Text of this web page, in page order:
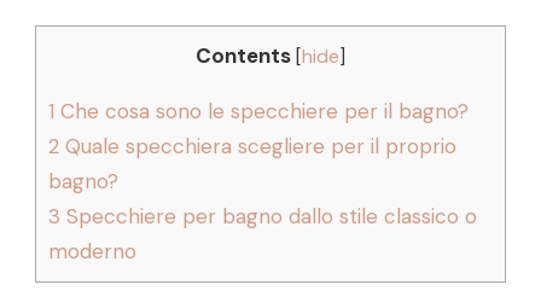
Contents [hide
1 Che cosa sono le specchiere per il bagno?
2 Quale specchiera scegliere per il proprio
bagno?
3 Specchiere per bagno dallo stile classico o
moderno